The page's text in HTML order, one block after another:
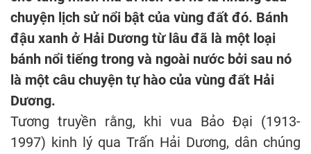
chuyện lịch sử nổi bật của vùng đất đó. Bánh
đậu xanh ở Hải Dương từ lâu đã là một loại
bánh nổi tiếng trong và ngoài nước bởi sau nó
là một câu chuyện tự hào của vùng đất Hải
Dương.
Tương truyền rằng, khi vua Bảo Đại (1913-
1997) kinh lý qua Trấn Hải Dương, dân chúng